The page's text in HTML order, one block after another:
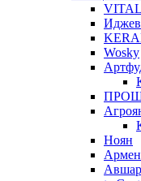
VITAL
Wosky
Ноян
Авшар